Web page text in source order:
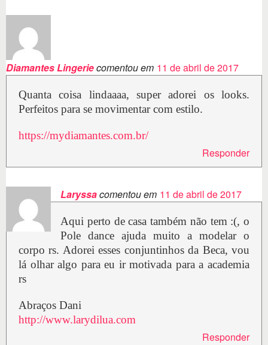
Diamantes Lingeriecomentou em 11 de abril de 2017
Quanta coisa lindaaaa, super adorei os looks.
Perfeitos para se movimentar com estilo.
https://mydiamantes.com.br/
Responder
Laryssacomentou em 11 de abril de 2017
Aqui perto de casa também não tem :(, o
Pole dance ajuda muito a modelar o
corpo rs. Adorei esses conjuntinhos da Beca, vou
lá olhar algo para eu ir motivada para a academia
rs
Abraços Dani
http://www.larydilua.com
Responder